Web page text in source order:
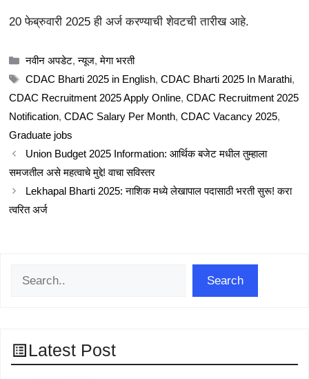
20 फेब्रुवारी 2025 ही अर्ज करण्याची शेवटची तारीख आहे.
Categories
नवीन अपडेट,न्यूज,मेगा भरती
Tags
CDAC Bharti 2025 in English, CDAC Bharti 2025 In Marathi,
CDAC Recruitment 2025 Apply Online, CDAC Recruitment 2025
Notification, CDAC Salary Per Month, CDAC Vacancy 2025,
Graduate jobs
Union Budget 2025 Information: आर्थिक बजेट मधील तुम्हाला
समजतील असे महत्वाचे मुद्दे! वाचा सविस्तर
Lekhapal Bharti 2025: नाशिक मध्ये लेखापाल पदासाठी भरती सुरू! करा
त्वरित अर्ज
Search
Latest Post